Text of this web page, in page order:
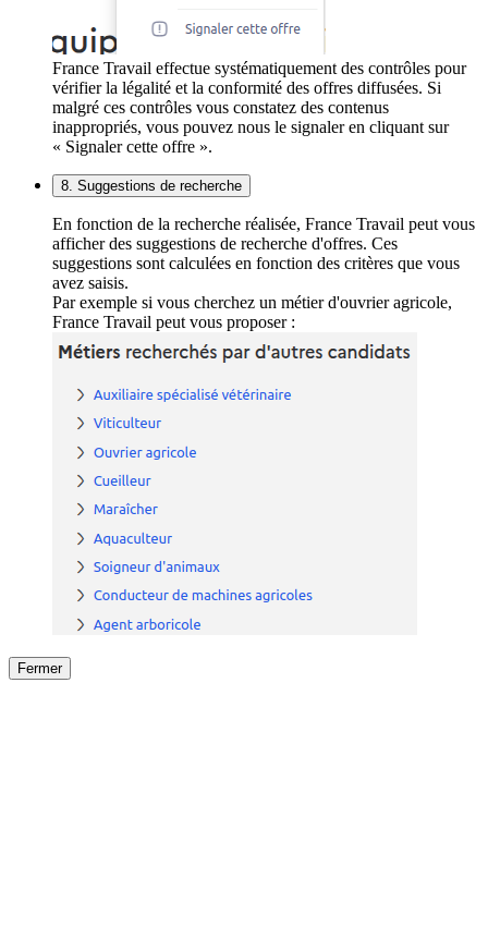
France Travail effectue systématiquement des contrôles pour
vérifier la légalité et la conformité des offres diffusées. Si
malgré ces contrôles vous constatez des contenus
inappropriés, vous pouvez nous le signaler en cliquant sur
« Signaler cette offre ».
8. Suggestions de recherche
En fonction de la recherche réalisée, France Travail peut vous
afficher des suggestions de recherche d'offres. Ces
suggestions sont calculées en fonction des critères que vous
avez saisis.
Par exemple si vous cherchez un métier d'ouvrier agricole,
France Travail peut vous proposer :
Fermer